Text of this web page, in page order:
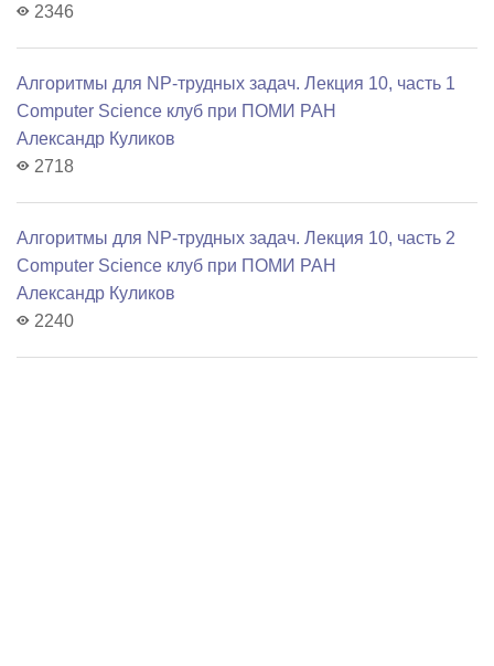
2346
Алгоритмы для NP-трудных задач. Лекция 10, часть 1
Computer Science клуб при ПОМИ РАН
Александр Куликов
2718
Алгоритмы для NP-трудных задач. Лекция 10, часть 2
Computer Science клуб при ПОМИ РАН
Александр Куликов
2240